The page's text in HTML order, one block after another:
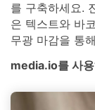
를 구축하세요.
은 텍스트와 바
무광 마감을 통
media.io를 사용